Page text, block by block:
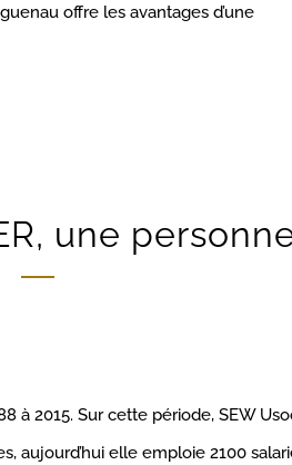
offre les avantages d’une
une
à 2015. Sur cette période, SEW
aujourd’hui elle emploie 2100